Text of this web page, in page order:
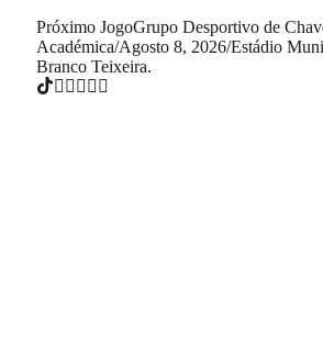
Próximo JogoGrupo Desportivo de
Académica/Agosto 8, 2026/Estádio
Branco Teixeira.